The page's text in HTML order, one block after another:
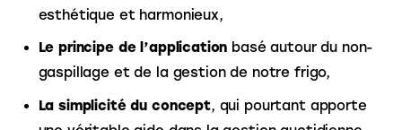
esthétique et harmonieux,
Le principe de l’application basé autour du non-
gaspillage et de la gestion de notre frigo,
La simplicité du concept, qui pourtant apporte